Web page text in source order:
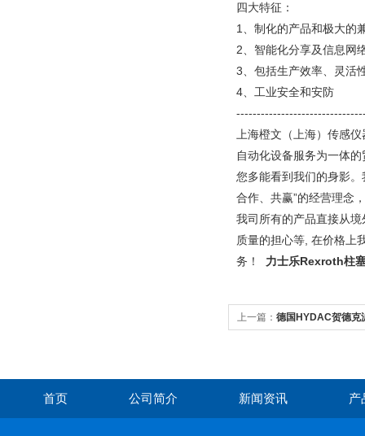
四大特征：
1、制化的产品和极大的
2、智能化分享及信息网
3、包括生产效率、灵活
4、工业安全和安防
上海橙文（上海）传感
自动化设备服务为一体
您多能看到我们的身影
合作、共赢”的经营理念
我司所有的产品直接从
质量的担心等, 在价格上
务！ 力士乐Rexroth柱
上一篇： 德国HYDAC贺德克
首页 公司简介 新闻资讯 产